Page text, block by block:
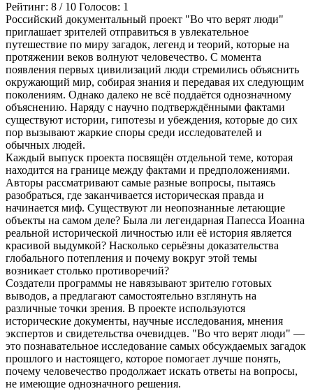
Рейтинг: 8 / 10 Голосов: 1
Российский документальный проект "Во что верят люди"
приглашает зрителей отправиться в увлекательное
путешествие по миру загадок, легенд и теорий, которые на
протяжении веков волнуют человечество. С момента
появления первых цивилизаций люди стремились объяснить
окружающий мир, собирая знания и передавая их следующим
поколениям. Однако далеко не всё поддаётся однозначному
объяснению. Наряду с научно подтверждёнными фактами
существуют истории, гипотезы и убеждения, которые до сих
пор вызывают жаркие споры среди исследователей и
обычных людей.
Каждый выпуск проекта посвящён отдельной теме, которая
находится на границе между фактами и предположениями.
Авторы рассматривают самые разные вопросы, пытаясь
разобраться, где заканчивается историческая правда и
начинается миф. Существуют ли неопознанные летающие
объекты на самом деле? Была ли легендарная Папесса Иоанна
реальной исторической личностью или её история является
красивой выдумкой? Насколько серьёзны доказательства
глобального потепления и почему вокруг этой темы
возникает столько противоречий?
Создатели программы не навязывают зрителю готовых
выводов, а предлагают самостоятельно взглянуть на
различные точки зрения. В проекте используются
исторические документы, научные исследования, мнения
экспертов и свидетельства очевидцев. "Во что верят люди" —
это познавательное исследование самых обсуждаемых загадок
прошлого и настоящего, которое помогает лучше понять,
почему человечество продолжает искать ответы на вопросы,
не имеющие однозначного решения.